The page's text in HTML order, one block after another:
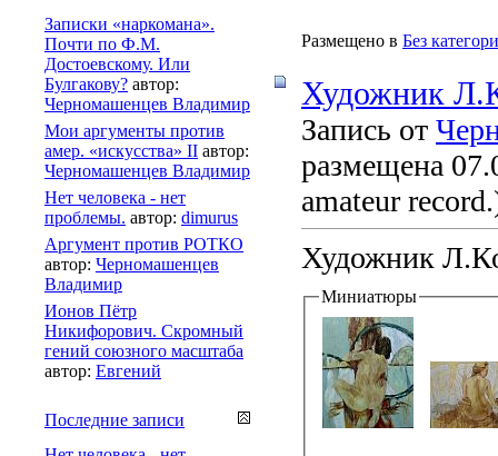
Размещено в Без
Художник
Запись от
размещена
amateur
Художник
Миниатюры
Записки «наркомана».
Почти по Ф.М.
Достоевскому. Или
Булгакову? автор:
Черномашенцев Владимир
Мои аргументы против
амер. «искусства» II автор:
Черномашенцев Владимир
Нет человека - нет
проблемы. автор: dimurus
Аргумент против РОТКО
автор: Черномашенцев
Владимир
Ионов Пётр
Никифорович. Скромный
гений союзного масштаба
автор: Евгений
Последние записи